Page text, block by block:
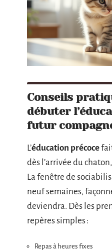
Conseils
débuter
futur
L’éducation précoce
dès l’arrivée du
La fenêtre de
neuf semaines,
deviendra. Dès les
repères simples :
Repas à heures fixes